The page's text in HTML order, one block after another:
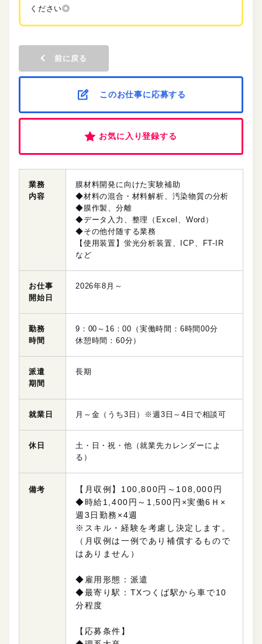
ください◎
前に戻る
このお仕事に応募する
お気に入り登録する
業務
内容
膜材料開発に向けた実験補助
◆材料の混合・材料解析、汚染物質の分析
◆膜作製、分離
◆データ入力、整理（Excel、Word）
◆その他付随する業務
【使用装置】蛍光分析装置、ICP、FT-IR
など
お仕事
開始日
2026年8月～
勤務
時間
9：00～16：00（実働時間：6時間00分
休憩時間：60分）
派遣
期間
長期
就業日 月～金（うち3日）※週3日～4日で相談可
休日
土・日・祝・他（就業先カレンダーによ
る）
備考
【月収例】100,800円～108,000円
◆時給1,400円～1,500円×実働6Ｈ×
週3日勤務×4週
※スキル・経験を考慮し決定します。
（月収例は一例であり補償するもので
はありません）
◆雇用形態：派遣
◆最寄り駅：TXつくば駅から車で10
分程度
【応募条件】